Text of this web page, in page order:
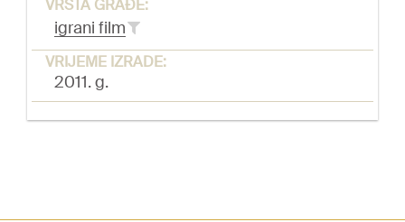
VRSTA GRAĐE:
igrani film
VRIJEME IZRADE:
2011. g.